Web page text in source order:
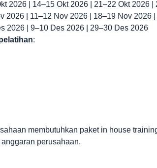
2026 | 14–15 Okt 2026 | 21–22 Okt 2026 |
2026 | 11–12 Nov 2026 | 18–19 Nov 2026
2026 | 9–10 Des 2026 | 29–30 Des 2026
:
membutuhkan paket in house
perusahaan.